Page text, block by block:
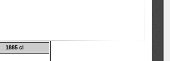
1885 cl